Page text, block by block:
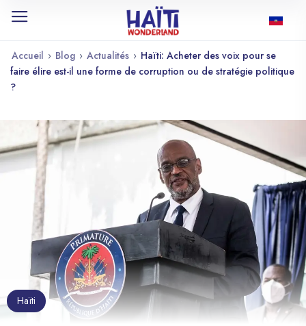
Accueil › Blog › Actualités › Haïti: Acheter des voix pour se
faire élire est-il une forme de corruption ou de stratégie politique
?
Haïti